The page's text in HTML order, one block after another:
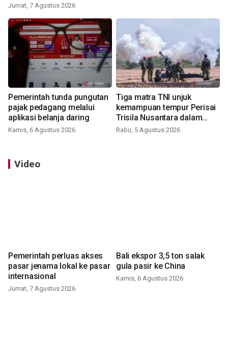
Jumat, 7 Agustus 2026
Pemerintah tunda pungutan
pajak pedagang melalui
aplikasi belanja daring
Kamis, 6 Agustus 2026
Tiga matra TNI unjuk
kemampuan tempur Perisai
Trisila Nusantara dalam
latihan di Kepri
Rabu, 5 Agustus 2026
Video
Pemerintah perluas akses
pasar jenama lokal ke pasar
internasional
Jumat, 7 Agustus 2026
Bali ekspor 3,5 ton salak
gula pasir ke China
Kamis, 6 Agustus 2026